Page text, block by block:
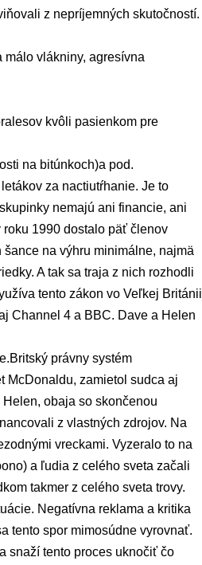
z nepríjemných skutočností.
málo vlákniny, agresívna
kvôli pasienkom pre
na bitúnkoch)a pod.
za nactiutŕhanie. Je to
nemajú ani financie, ani
1990 dostalo päť členov
na výhru minimálne, najmä
A tak sa traja z nich rozhodli
tento zákon vo Veľkej Británii
Channel 4 a BBC. Dave a Helen
právny systém
McDonaldu, zamietol sudca aj
obaja so skončenou
z vlastných zdrojov. Na
vreckami. Vyzeralo to na
a ľudia z celého sveta začali
takmer z celého sveta trovy.
Negatívna reklama a kritika
tento spor mimosúdne vyrovnať.
snaží tento proces uknočiť čo